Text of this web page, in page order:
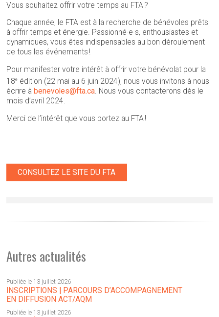
Vous souhaitez offrir votre temps au FTA ?
Chaque année, le FTA est à la recherche de bénévoles prêts
à offrir temps et énergie. Passionné·e·s, enthousiastes et
dynamiques, vous êtes indispensables au bon déroulement
de tous les événements !
Pour manifester votre intérêt à offrir votre bénévolat pour la
18e édition (22 mai au 6 juin 2024), nous vous invitons à nous
écrire à benevoles@fta.ca. Nous vous contacterons dès le
mois d’avril 2024.
Merci de l’intérêt que vous portez au FTA !
CONSULTEZ LE SITE DU FTA
Autres actualités
Publiée le 13 juillet 2026
INSCRIPTIONS | PARCOURS D’ACCOMPAGNEMENT
EN DIFFUSION ACT/AQM
Publiée le 13 juillet 2026